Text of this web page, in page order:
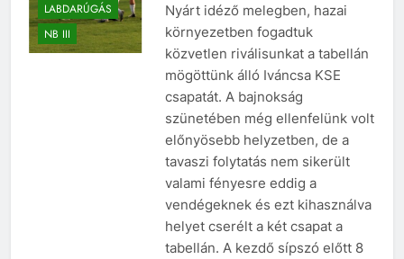
LABDARÚGÁS
NB III
Nyárt idéző melegben, hazai
környezetben fogadtuk
közvetlen riválisunkat a tabellán
mögöttünk álló Iváncsa KSE
csapatát. A bajnokság
szünetében még ellenfelünk volt
előnyösebb helyzetben, de a
tavaszi folytatás nem sikerült
valami fényesre eddig a
vendégeknek és ezt kihasználva
helyet cserélt a két csapat a
tabellán. A kezdő sípszó előtt 8